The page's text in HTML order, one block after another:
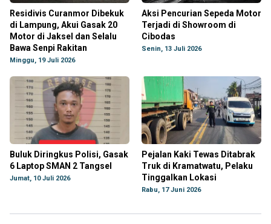
Residivis Curanmor Dibekuk
di Lampung, Akui Gasak 20
Motor di Jaksel dan Selalu
Bawa Senpi Rakitan
Minggu, 19 Juli 2026
Aksi Pencurian Sepeda Motor
Terjadi di Showroom di
Cibodas
Senin, 13 Juli 2026
Buluk Diringkus Polisi, Gasak
6 Laptop SMAN 2 Tangsel
Jumat, 10 Juli 2026
Pejalan Kaki Tewas Ditabrak
Truk di Kramatwatu, Pelaku
Tinggalkan Lokasi
Rabu, 17 Juni 2026